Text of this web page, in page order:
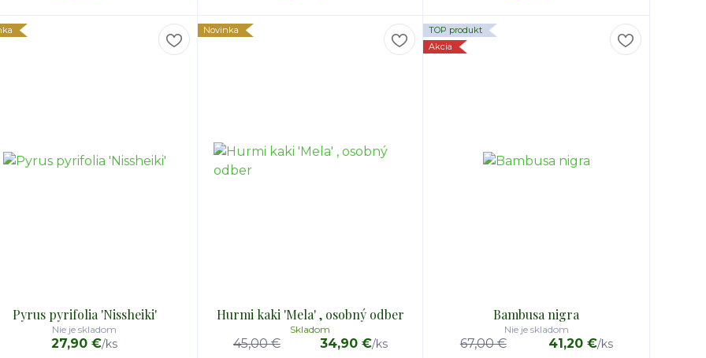
Pyrus pyrifolia 'Nissheiki'
27,90 €/ks
Nie je skladom
Novinka
Hurmi kaki 'Mela' , osobný odber
45,00 € 34,90 €/ks
Skladom
TOP produkt
Akcia
Bambusa nigra
67,00 € 41,20 €/ks
Nie je skladom